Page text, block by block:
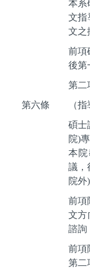
本系
文指
文之
前項
後第
第二
第六條
（
碩士
院)
本
議，
院外)
前項
文方
諮詢
前項
第二